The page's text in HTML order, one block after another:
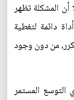
أن المشكلة تظهر
دائمة لتغطية
من دون وجود
التوسع المستمر